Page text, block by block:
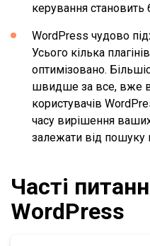
керування становить
WordPress чудово
Усього кілька
оптимізовано.
швидше за все, вже
користувачів
часу вирішення
залежати від пошуку
Часті
WordPress